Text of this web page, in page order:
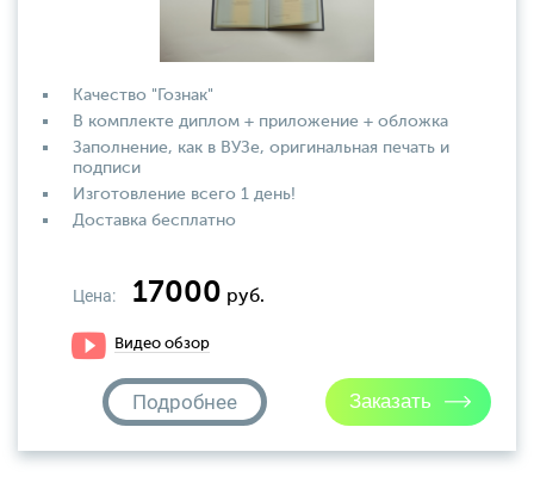
Качество "Гознак"
В комплекте диплом + приложение + обложка
Заполнение, как в ВУЗе, оригинальная печать и
подписи
Изготовление всего 1 день!
Доставка бесплатно
Цена: 17000 руб.
Видео обзор
Подробнее